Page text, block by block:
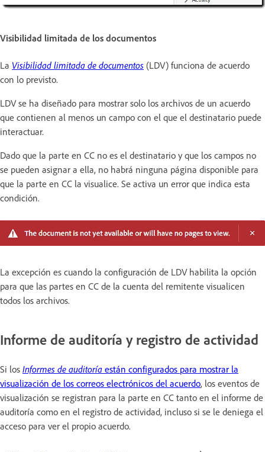
Visibilidad limitada de los documentos
La Visibilidad limitada de documentos (LDV) funciona de acuerdo
con lo previsto.
LDV se ha diseñado para mostrar solo los archivos de un acuerdo
que contienen al menos un campo con el que el destinatario puede
interactuar.
Dado que la parte en CC no es el destinatario y que los campos no
se pueden asignar a ella, no habrá ninguna página disponible para
que la parte en CC la visualice. Se activa un error que indica esta
condición.
La excepción es cuando la configuración de LDV habilita la opción
para que las partes en CC de la cuenta del remitente visualicen
todos los archivos.
Informe de auditoría y registro de actividad
Si los Informes de auditoría están configurados para mostrar la
visualización de los correos electrónicos del acuerdo, los eventos de
visualización se registran para la parte en CC tanto en el informe de
auditoría como en el registro de actividad, incluso si se le deniega el
acceso para ver el propio acuerdo.